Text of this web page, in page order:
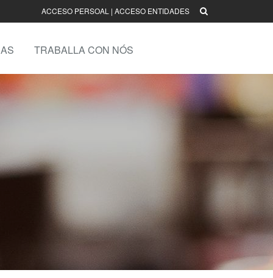
ACCESO PERSOAL | ACCESO ENTIDADES
TRABALLA CON NÓS